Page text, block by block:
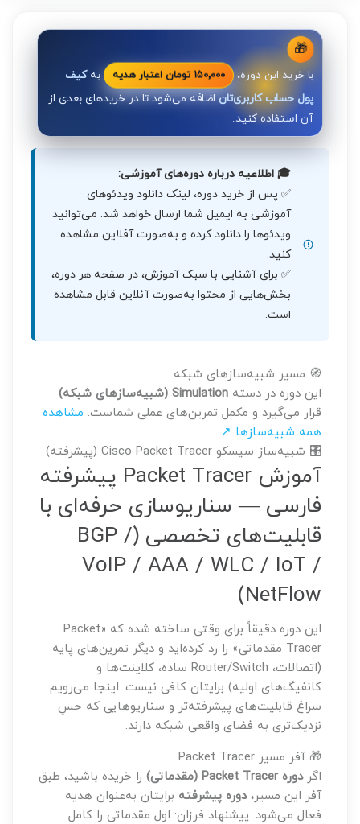
🎁
با خرید این دوره، ۱۵۰٬۰۰۰ تومان اعتبار هدیه بهکیف
پول حساب کاربری‌تاناضافه می‌شود تا در خریدهای بعدی از
آن استفاده کنید.
🎓 اطلاعیه درباره دوره‌های آموزشی:
✅ پس از خرید دوره، لینک دانلود ویدئوهای
آموزشی به ایمیل شما ارسال خواهد شد. می‌توانید
ویدئوها را دانلود کرده و به‌صورت آفلاین مشاهده
کنید.
✅ برای آشنایی با سبک آموزش، در صفحه هر دوره،
بخش‌هایی از محتوا به‌صورت آنلاین قابل مشاهده
است.
🧭 مسیر شبیه‌سازهای شبکه
این دوره در دسته Simulation (شبیه‌سازهای شبکه)
قرار می‌گیرد و مکمل تمرین‌های عملی شماست. مشاهده
همه شبیه‌سازها ↗
🎛️ شبیه‌ساز سیسکو Cisco Packet Tracer (پیشرفته)
آموزش Packet Tracer پیشرفته
فارسی — سناریوسازی حرفه‌ای با
قابلیت‌های تخصصی (BGP /
VoIP / AAA / WLC / IoT /
NetFlow)
این دوره دقیقاً برای وقتی ساخته شده که «Packet
Tracer مقدماتی» را رد کرده‌اید و دیگر تمرین‌های پایه
(اتصالات، Router/Switch ساده، کلاینت‌ها و
کانفیگ‌های اولیه) برایتان کافی نیست. اینجا می‌رویم
سراغ قابلیت‌های پیشرفته‌تر و سناریوهایی که حسِ
نزدیک‌تری به فضای واقعی شبکه دارند.
🎁 آفر مسیر Packet Tracer
اگردوره Packet Tracer (مقدماتی)
را خریده باشید، طبق
آفر این مسیر،دوره پیشرفته برایتان به‌عنوان هدیه
فعال می‌شود. پیشنهاد فرزان: اول مقدماتی را کامل